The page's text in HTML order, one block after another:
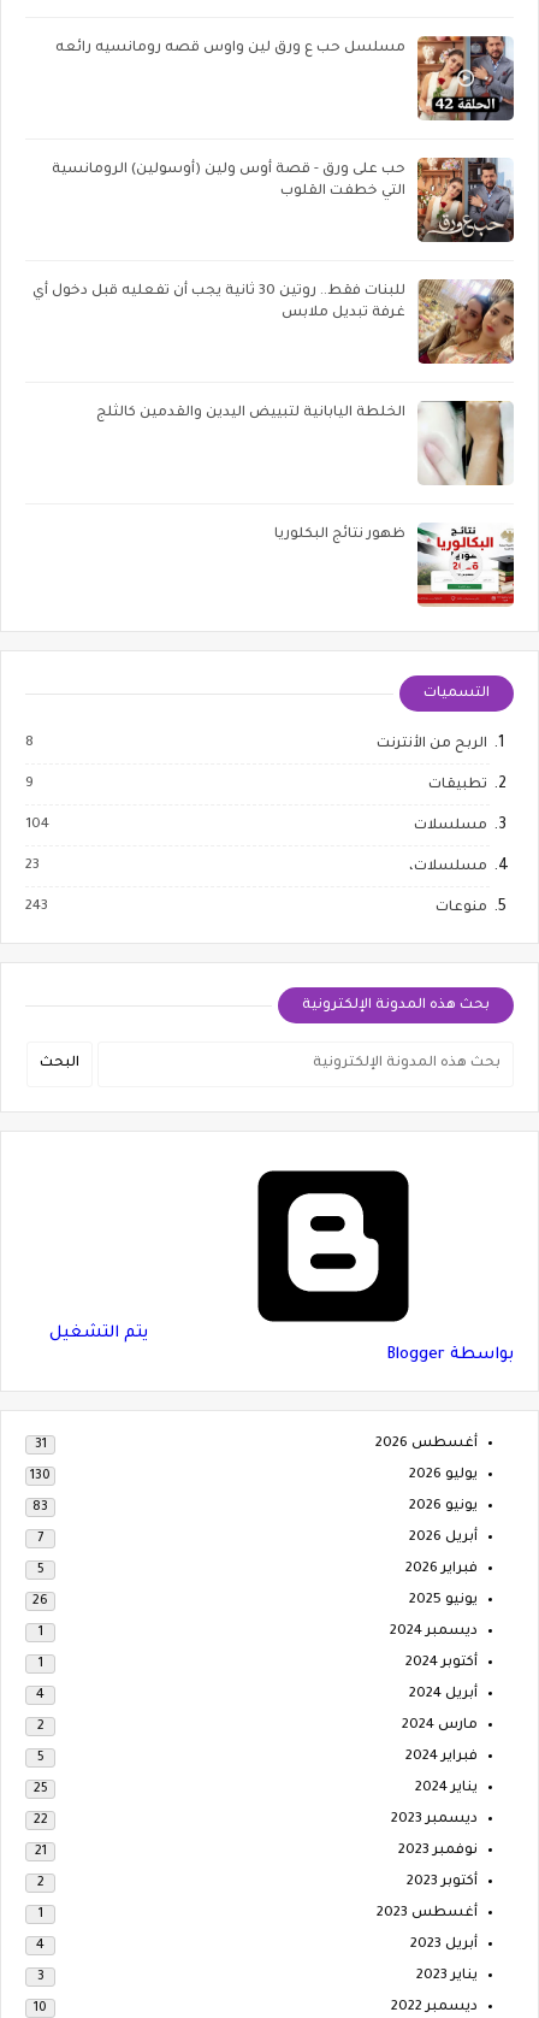
مسلسل حب ع ورق لين واوس قصه رومانسيه رائعه
حب على ورق - قصة أوس ولين (أوسولين) الرومانسية
التي خطفت القلوب
للبنات فقط.. روتين 30 ثانية يجب أن تفعليه قبل دخول أي
غرفة تبديل ملابس
الخلطة اليابانية لتبييض اليدين والقدمين كالثلج
ظهور نتائج البكلوريا
التسميات
الربح من الأنترنت 8
تطبيقات 9
مسلسلات 104
مسلسلات، 23
منوعات 243
بحث هذه المدونة الإلكترونية
‏يتم التشغيل
بواسطة Blogger
أغسطس 2026 31
يوليو 2026 130
يونيو 2026 83
أبريل 2026 7
فبراير 2026 5
يونيو 2025 26
ديسمبر 2024 1
أكتوبر 2024 1
أبريل 2024 4
مارس 2024 2
فبراير 2024 5
يناير 2024 25
ديسمبر 2023 22
نوفمبر 2023 21
أكتوبر 2023 2
أغسطس 2023 1
أبريل 2023 4
يناير 2023 3
ديسمبر 2022 10